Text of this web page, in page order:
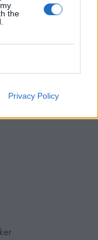
the
Privacy Policy